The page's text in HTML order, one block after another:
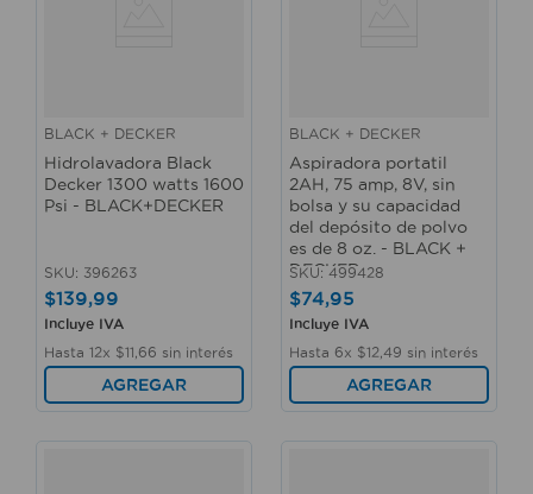
BLACK + DECKER
Hidrolavadora Black
Decker 1300 watts 1600
Psi - BLACK+DECKER
SKU: 396263
$139,99
Incluye IVA
Hasta 12x $11 66 sin interés
AGREGAR
BLACK + DECKER
Aspiradora portatil
2AH, 75 amp, 8V, sin
bolsa y su capacidad
del depósito de polvo
es de 8 oz. - BLACK +
DECKER
SKU: 499428
$74,95
Incluye IVA
Hasta 6x $12 49 sin interés
AGREGAR